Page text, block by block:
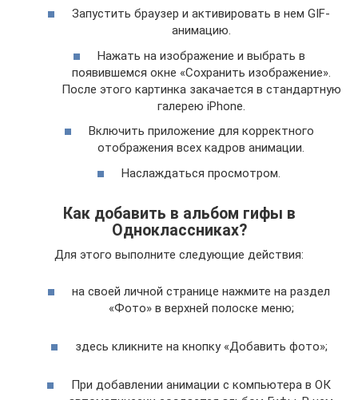
Запустить браузер и активировать в нем GIF-
анимацию.
Нажать на изображение и выбрать в
появившемся окне «Сохранить изображение».
После этого картинка закачается в стандартную
галерею iPhone.
Включить приложение для корректного
отображения всех кадров анимации.
Наслаждаться просмотром.
Как добавить в альбом гифы в
Одноклассниках?
Для этого выполните следующие действия:
на своей личной странице нажмите на раздел
«Фото» в верхней полоске меню;
здесь кликните на кнопку «Добавить фото»;
При добавлении анимации с компьютера в ОК